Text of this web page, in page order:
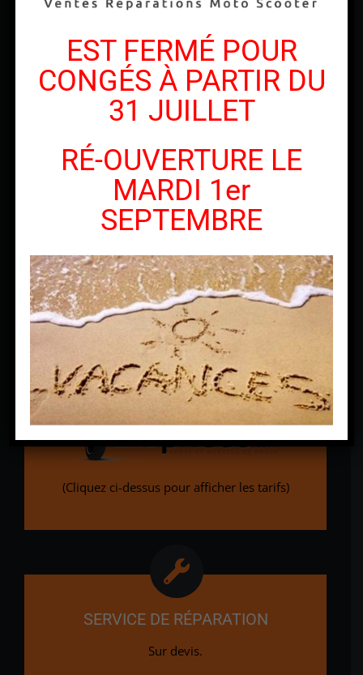
FORFAIT VIDANGE
+
fournitures en supplément
FORFAIT POSE PNEUS
Directement à l’atelier
à partir de 22€50 H.T.
ou
(Cliquez ci-dessus pour afficher les tarifs)
SERVICE DE RÉPARATION
Sur devis.
EST FERMÉ POUR
CONGÉS À PARTIR DU
31 JUILLET
RÉ-OUVERTURE LE
MARDI 1er
SEPTEMBRE